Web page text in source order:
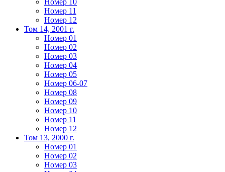
Номер 10
Номер 11
Номер 12
Том 14, 2001 г.
Номер 01
Номер 02
Номер 03
Номер 04
Номер 05
Номер 06-07
Номер 08
Номер 09
Номер 10
Номер 11
Номер 12
Том 13, 2000 г.
Номер 01
Номер 02
Номер 03